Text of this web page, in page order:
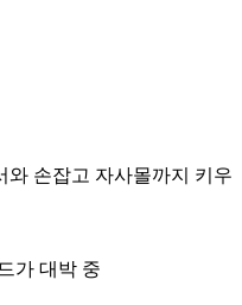
와 손잡고 자사몰까지 키우
가 대박 중